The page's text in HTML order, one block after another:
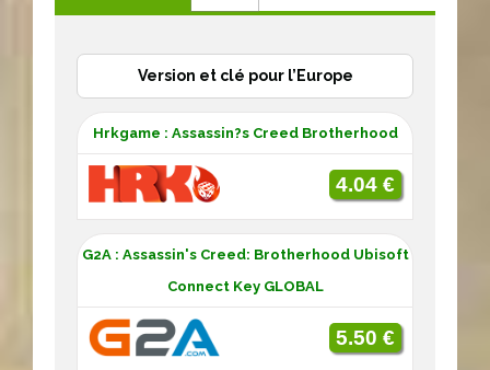
Version et clé pour l’Europe
Hrkgame : Assassin?s Creed Brotherhood
4.04 €
G2A : Assassin's Creed: Brotherhood Ubisoft
Connect Key GLOBAL
5.50 €